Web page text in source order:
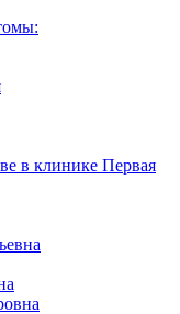
в клинике Первая